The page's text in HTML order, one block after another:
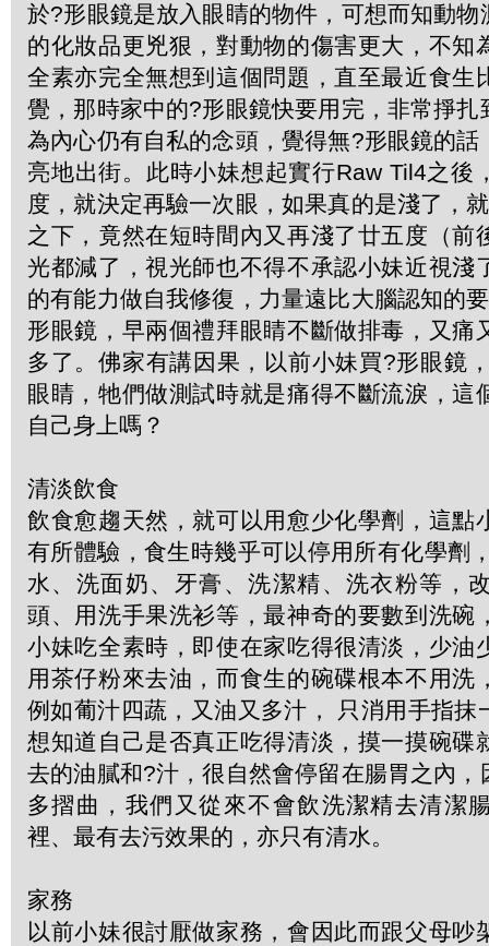
於?形眼鏡是放入眼睛的物件，可想而知動物
的化妝品更兇狠，對動物的傷害更大，不知
全素亦完全無想到這個問題，直至最近食生
覺，那時家中的?形眼鏡快要用完，非常掙扎
為內心仍有自私的念頭，覺得無?形眼鏡的話
亮地出街。此時小妹想起實行Raw Til4之後
度，就決定再驗一次眼，如果真的是淺了，
之下，竟然在短時間內又再淺了廿五度（前
光都減了，視光師也不得不承認小妹近視淺
的有能力做自我修復，力量遠比大腦認知的
形眼鏡，早兩個禮拜眼睛不斷做排毒，又痛
多了。佛家有講因果，以前小妹買?形眼鏡
眼睛，牠們做測試時就是痛得不斷流淚，這
自己身上嗎？
清淡飲食
飲食愈趨天然，就可以用愈少化學劑，這點
有所體驗，食生時幾乎可以停用所有化學劑
水、洗面奶、牙膏、洗潔精、洗衣粉等，
頭、用洗手果洗衫等，最神奇的要數到洗碗
小妹吃全素時，即使在家吃得很清淡，少油
用茶仔粉來去油，而食生的碗碟根本不用洗
例如葡汁四蔬，又油又多汁， 只消用手指抹
想知道自己是否真正吃得清淡，摸一摸碗碟
去的油膩和?汁，很自然會停留在腸胃之內，
多摺曲，我們又從來不會飲洗潔精去清潔
裡、最有去污效果的，亦只有清水。
家務
以前小妹很討厭做家務，會因此而跟父母吵